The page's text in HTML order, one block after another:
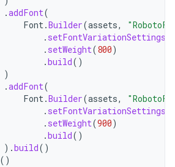
.addFont(
Font.Builder(assets,
. setFontVariationSettings
. setWeight(800)
.build()
)
.addFont(
Font.Builder(assets,
. setFontVariationSettings
. setWeight(900)
.build()
).build()
()